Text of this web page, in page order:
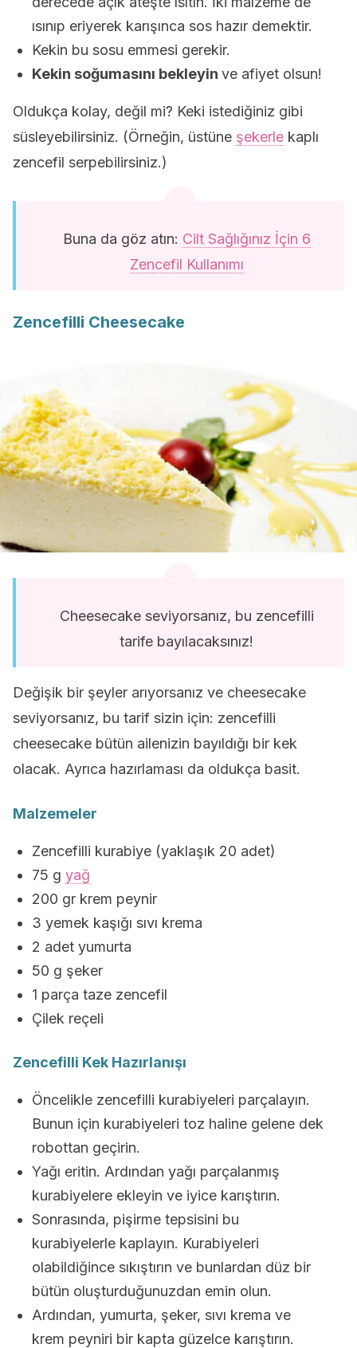
ısınıp eriyerek karışınca sos hazır demektir.
Kekin bu sosu emmesi gerekir.
Kekin soğumasını bekleyin ve afiyet olsun!
Oldukça kolay, değil mi? Keki istediğiniz gibi
süsleyebilirsiniz. (Örneğin, üstüne şekerle kaplı
zencefil serpebilirsiniz.)
Buna da göz atın: Cilt Sağlığınız İçin 6
Zencefil Kullanımı
Zencefilli Cheesecake
Cheesecake seviyorsanız, bu zencefilli
tarife bayılacaksınız!
Değişik bir şeyler arıyorsanız ve cheesecake
seviyorsanız, bu tarif sizin için: zencefilli
cheesecake bütün ailenizin bayıldığı bir kek
olacak. Ayrıca hazırlaması da oldukça basit.
Malzemeler
Zencefilli kurabiye (yaklaşık 20 adet)
75 g yağ
200 gr krem peynir
3 yemek kaşığı sıvı krema
2 adet yumurta
50 g şeker
1 parça taze zencefil
Çilek reçeli
Zencefilli Kek Hazırlanışı
Öncelikle zencefilli kurabiyeleri parçalayın.
Bunun için kurabiyeleri toz haline gelene dek
robottan geçirin.
Yağı eritin. Ardından yağı parçalanmış
kurabiyelere ekleyin ve iyice karıştırın.
Sonrasında, pişirme tepsisini bu
kurabiyelerle kaplayın. Kurabiyeleri
olabildiğince sıkıştırın ve bunlardan düz bir
bütün oluşturduğunuzdan emin olun.
Ardından, yumurta, şeker, sıvı krema ve
krem peyniri bir kapta güzelce karıştırın.